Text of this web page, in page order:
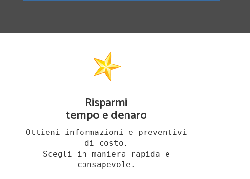
Risparmi
tempo e denaro
Ottieni informazioni e preventivi
di costo.
Scegli in maniera rapida e
consapevole.